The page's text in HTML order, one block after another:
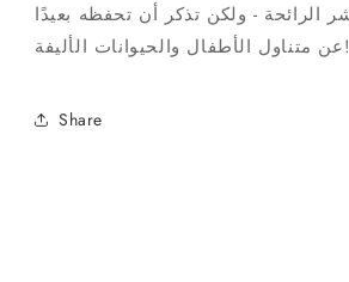
الرائحة - ولكن تذكر أن تحفظه بعيدًا
عن متناول الأطفال والحيوانات الأليفة!
Share